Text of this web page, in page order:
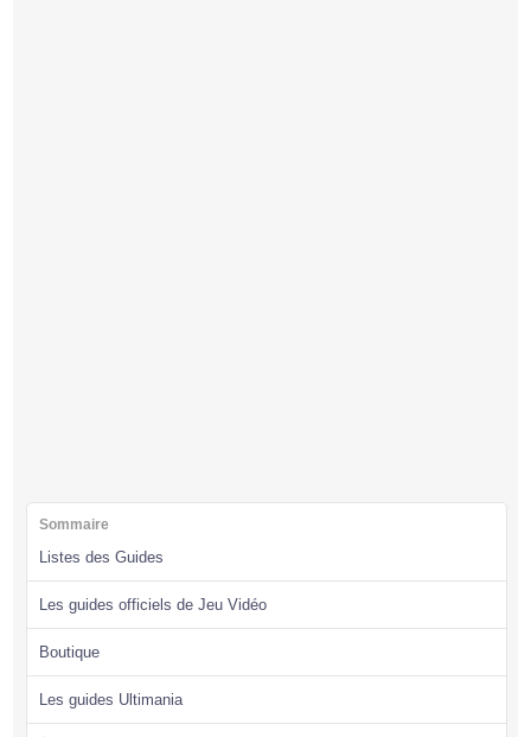
Sommaire
Listes des Guides
Les guides officiels de Jeu Vidéo
Boutique
Les guides Ultimania